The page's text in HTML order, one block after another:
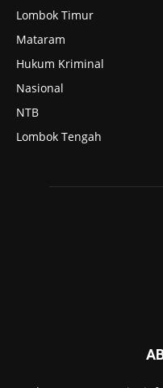
Lombok Timur
Mataram
Hukum Kriminal
Nasional
NTB
Lombok Tengah